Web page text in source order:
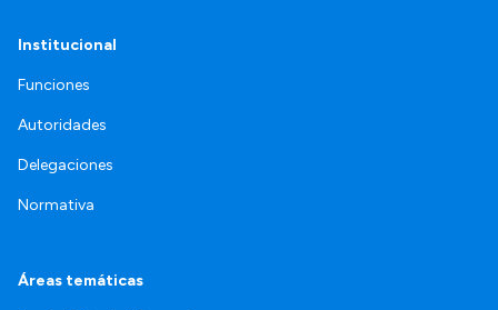
Institucional
Funciones
Autoridades
Delegaciones
Normativa
Áreas temáticas